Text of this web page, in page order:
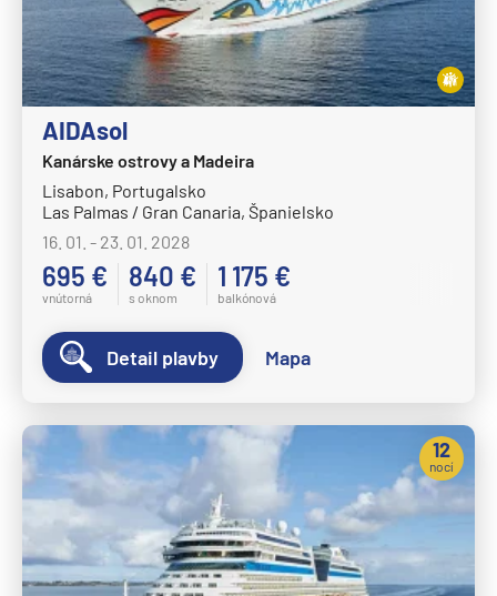
Norwegian Sun
Norwegian Viva
Pride of America
Oceania Cruises
Oceania Allura
Oceania Insignia
Oceania Marina
Oceania Nautica
Oceania Regatta
Oceania Riviera
Oceania Sirena
Oceania Vista
P&O
Arcadia
Arvia
Aurora
AIDAsol
Kanárske ostrovy a Madeira
Lisabon, Portugalsko
Las Palmas / Gran Canaria, Španielsko
16. 01. - 23. 01. 2028
695 €
vnútorná
840 €
s oknom
1 175 €
balkónová
Detail plavby Mapa
12
nocí